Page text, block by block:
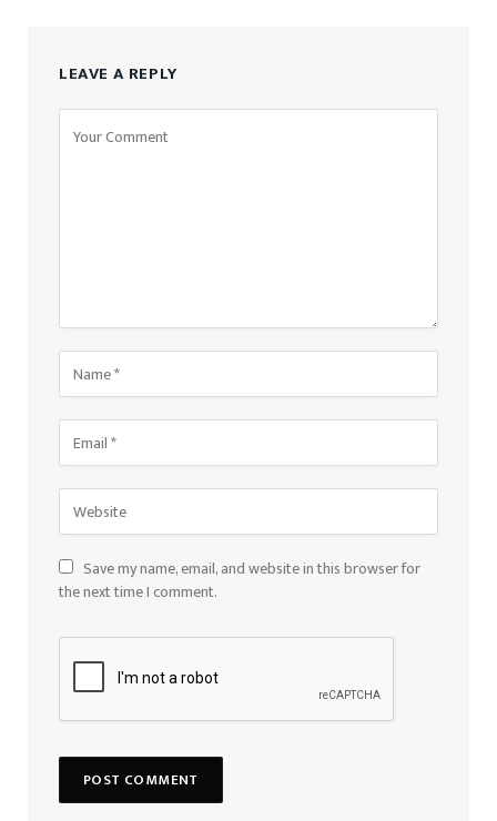
LEAVE A REPLY
Save my name, email, and website in this browser for
the next time I comment.